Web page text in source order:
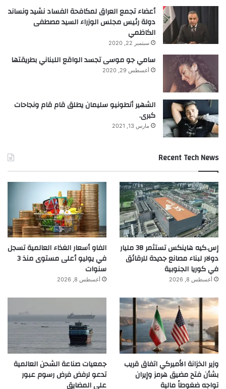
أعضاء تجمع العراق لمكافحة الفساد نشيد ونساند
دولة رئيس مجلس الوزراء السيد مصطفى
الكاظمي
سبتمبر 22, 2020
سامي جو موسى تجسد الواقع اللبناني بطريقتها
أغسطس 29, 2020
الشهير أنطونيو سليمان يطلق قام قام ونجاحات
كبرى.
مارس 13, 2021
Recent Tech News
إس.كيه هاينكس تستثمر 38 مليار
دولار لبناء مصانع جديدة للرقائق
في كوريا الجنوبية
أغسطس 8, 2026
الفاو أسعار الغذاء العالمية تسجل
في يوليو أعلى مستوى منذ 3
سنوات
أغسطس 8, 2026
وزير الخزانة الأميركي اتفاق قريب
بشأن فتح مضيق هرمز وإيران
تواجه ضغوطاً مالية
جمعيات صناعة الشحن العالمية
تدعو لرفض فرض رسوم عبور
على المضايق